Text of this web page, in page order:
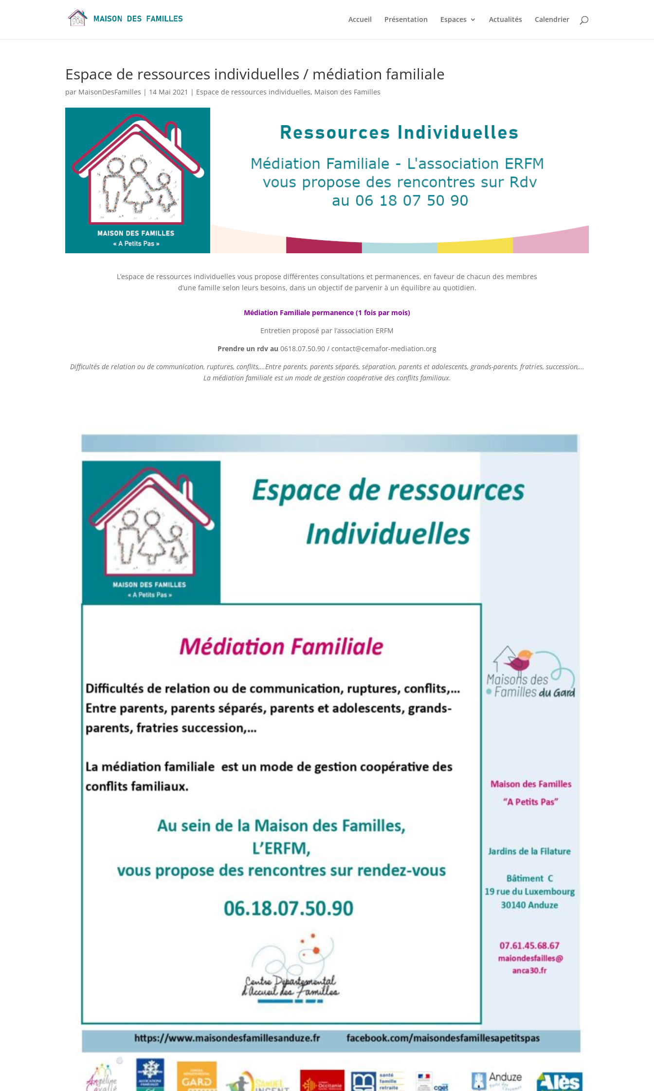
Accueil Présentation Espaces Actualités Calendrier
Espace de ressources individuelles / médiation familiale
par MaisonDesFamilles | 14 Mai 2021 | Espace de ressources individuelles, Maison des Familles
L’espace de ressources individuelles vous propose différentes consultations et permanences, en faveur de chacun des membres
d’une famille selon leurs besoins, dans un objectif de parvenir à un équilibre au quotidien.
Médiation Familiale permanence (1 fois par mois)
Entretien proposé par l’association ERFM
Prendre un rdv au 0618.07.50.90 / contact@cemafor-mediation.org
Difficultés de relation ou de communication, ruptures, conflits,…Entre parents, parents séparés, séparation, parents et adolescents, grands-parents, fratries, succession,…
La médiation familiale est un mode de gestion coopérative des conflits familiaux.